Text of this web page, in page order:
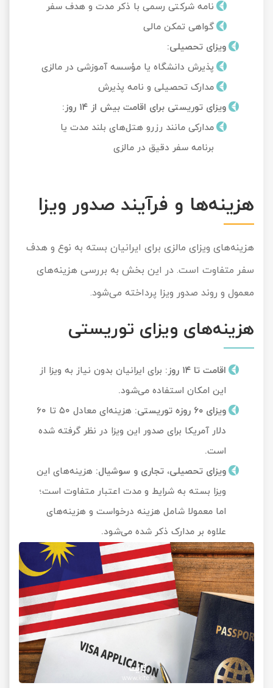
نامه شرکتی رسمی با ذکر مدت و هدف سفر
گواهی تمکن مالی
ویزای تحصیلی:
پذیرش دانشگاه یا مؤسسه آموزشی در مالزی
مدارک تحصیلی و نامه پذیرش
ویزای توریستی برای اقامت بیش از ۱۴ روز:
مدارکی مانند رزرو هتل‌های بلند مدت یا
برنامه سفر دقیق در مالزی
هزینه‌ها و فرآیند صدور ویزا
هزینه‌های ویزای مالزی برای ایرانیان بسته به نوع و هدف
سفر متفاوت است. در این بخش به بررسی هزینه‌های
معمول و روند صدور ویزا پرداخته می‌شود.
هزینه‌های ویزای توریستی
اقامت تا ۱۴ روز: برای ایرانیان بدون نیاز به ویزا از
این امکان استفاده می‌شود.
ویزای ۶۰ روزه توریستی:
هزینه‌ای معادل ۵۰ تا ۶۰
دلار آمریکا برای صدور این ویزا در نظر گرفته شده
است.
ویزای تحصیلی، تجاری و سوشیال: هزینه‌های این
ویزا بسته به شرایط و مدت اعتبار متفاوت است؛
اما معمولا شامل هزینه درخواست و هزینه‌های
علاوه بر مدارک ذکر شده می‌شود.